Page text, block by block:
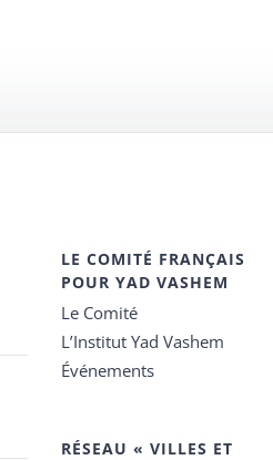
LE COMITÉ FRANÇAIS
POUR YAD VASHEM
Le Comité
L’Institut Yad Vashem
Événements
RÉSEAU « VILLES ET